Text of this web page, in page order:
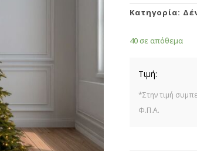
Κατηγορία:
40 σε απόθεμα